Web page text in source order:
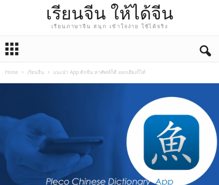
เรียนจีน ให้ได้จีน
เรียนภาษาจีน สนุก เข้าใจง่าย ใช้ได้จริง
Home เรียนจีน แนะนำ App ดิกจีน หาศัพท์ก็ดี ออกเสียงก็ได้